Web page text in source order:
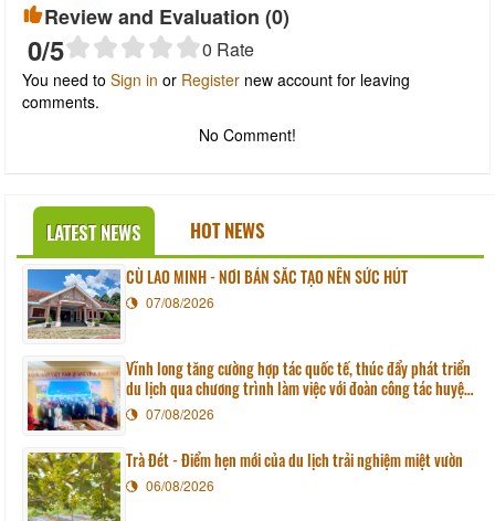
Review and Evaluation (0)
0/5 0 Rate
You need to Sign in or Register new account for leaving
comments.
No Comment!
LATEST NEWS HOT NEWS
CÙ LAO MINH - NƠI BẢN SẮC TẠO NÊN SỨC HÚT
07/08/2026
Vĩnh long tăng cường hợp tác quốc tế, thúc đẩy phát triển
du lịch qua chương trình làm việc với đoàn công tác huyện
Sunchang (Hàn quốc)
07/08/2026
Trà Đét - Điểm hẹn mới của du lịch trải nghiệm miệt vườn
06/08/2026